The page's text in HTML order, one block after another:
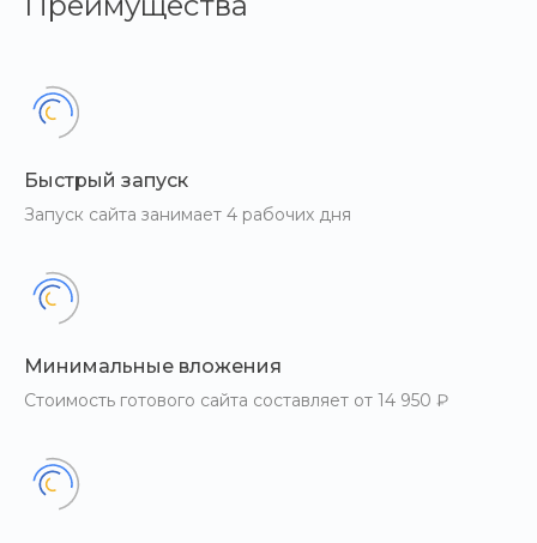
Быстрый запуск
Запуск сайта занимает 4 рабочих дня
Минимальные вложения
Стоимость готового сайта составляет от 14 950 ₽